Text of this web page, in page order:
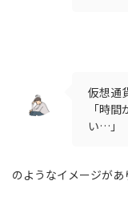
仮想通
「時
い…」
のようなイメージがあ